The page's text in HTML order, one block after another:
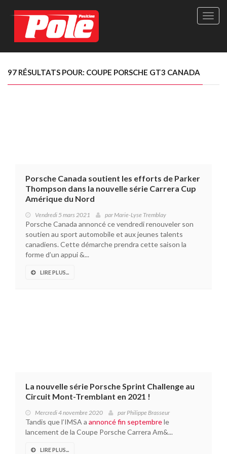
Site
Le
97 RÉSULTATS POUR: COUPE PORSCHE GT3 CANADA
Porsche Canada soutient les efforts de Parker
Thompson dans la nouvelle série Carrera Cup
Amérique du Nord
Vendredi 5 mars 2021 parMarie-Lyse Tremblay
Porsche Canada annoncé ce vendredi renouveler son
soutien au sport automobile et aux jeunes talents
canadiens. Cette démarche prendra cette saison la
forme d’un appui &...
LIRE PLUS...
La nouvelle série Porsche Sprint Challenge au
Circuit Mont-Tremblant en 2021 !
Mercredi 4 novembre 2020 parPhilippe Brasseur
Tandis que l’IMSA a annoncé fin septembrele
lancement de la Coupe Porsche Carrera Am&...
LIRE PLUS...